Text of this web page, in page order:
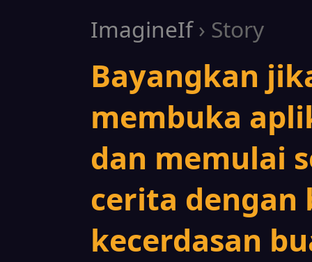
ImagineIf› Story
Bayangkan
membuka
dan memulai
cerita dengan
kecerdasan